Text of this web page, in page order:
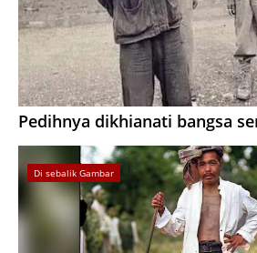
Pedihnya dikhianati bangsa
Di sebalik Gambar